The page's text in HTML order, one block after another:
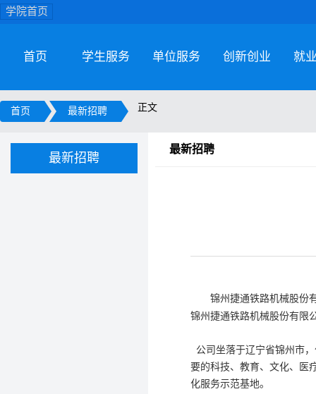
学院首页
首页 学生服务 单位服务 创新创业 就
首页 最新招聘 正文
最新招聘
最新招聘
锦州捷通铁路机械股份
锦州捷通铁路机械股份有限
公司坐落于辽宁省锦州市
要的科技、教育、文化、医
化服务示范基地。